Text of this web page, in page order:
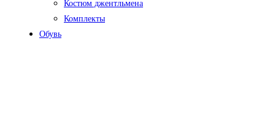
Костюм джентльмена
Комплекты
Обувь